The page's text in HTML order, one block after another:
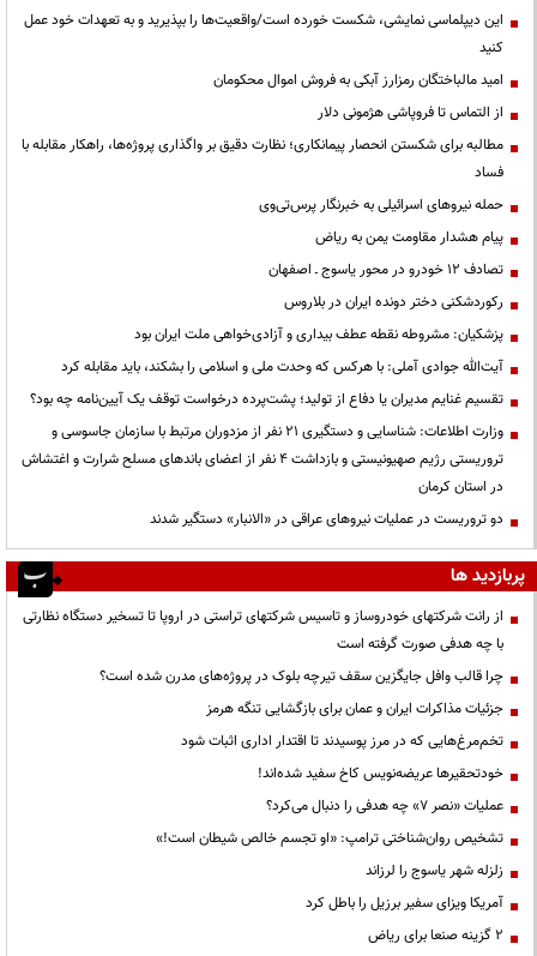
این دیپلماسی نمایشی، شکست خورده است/واقعیت‌ها را بپذیرید و به تعهدات خود عمل
کنید
امید مالباختگان رمزارز آبکی به فروش اموال محکومان
از التماس تا فروپاشی هژمونی دلار
مطالبه برای شکستن انحصار پیمانکاری؛ نظارت دقیق بر واگذاری پروژه‌ها، راهکار مقابله با
فساد
حمله نیروهای اسرائیلی به خبرنگار پرس‌تی‌وی
پیام هشدار مقاومت یمن به ریاض
تصادف ۱۲ خودرو در محور یاسوج ـ اصفهان
رکوردشکنی دختر دونده ایران در بلاروس
پزشکیان: مشروطه نقطه عطف بیداری و آزادی‌خواهی ملت ایران بود
آیت‌الله جوادی آملی: با هرکس که وحدت ملی و اسلامی را بشکند، باید مقابله کرد
تقسیم غنایم مدیران یا دفاع از تولید؛ پشت‌پرده درخواست توقف یک آیین‌نامه چه بود؟
وزارت اطلاعات: شناسایی و دستگیری ۲۱ نفر از مزدوران مرتبط با سازمان جاسوسی و
تروریستی رژیم صهیونیستی و بازداشت ۴ نفر از اعضای باندهای مسلح شرارت و اغتشاش
در استان کرمان
دو تروریست در عملیات نیروهای عراقی در «الانبار» دستگیر شدند
پربازدید ها
از رانت‌ شرکتهای خودروساز و تاسیس شرکتهای تراستی در اروپا تا تسخیر دستگاه نظارتی
با چه هدفی صورت گرفته است
چرا قالب وافل جایگزین سقف تیرچه بلوک در پروژه‌های مدرن شده است؟
جزئیات مذاکرات ایران و عمان برای بازگشایی تنگه هرمز
تخم‌مرغ‌هایی که در مرز پوسیدند تا اقتدار اداری اثبات شود
خودتحقیرها عریضه‌نویس کاخ سفید شده‌اند!
عملیات «نصر ۷» چه هدفی را دنبال می‌کرد؟
تشخیص روان‌شناختی ترامپ: «او تجسم خالص شیطان است!»
زلزله شهر یاسوج را لرزاند
آمریکا ویزای سفیر برزیل را باطل کرد
۲ گزینه صنعا برای ریاض